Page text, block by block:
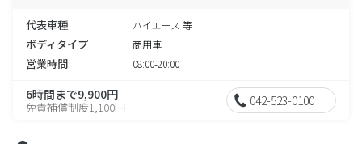
代表車種 ハイエース 等
ボディタイプ 商用車
営業時間 08:00-20:00
6時間まで9,900円
免責補償制度1,100円 042-523-0100